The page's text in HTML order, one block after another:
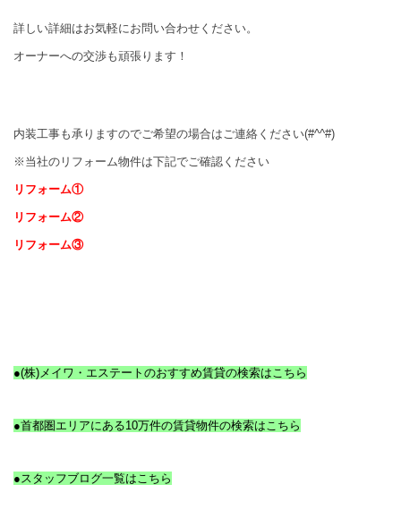
詳しい詳細はお気軽にお問い合わせください。
オーナーへの交渉も頑張ります！
内装工事も承りますのでご希望の場合はご連絡ください(#^^#)
※当社のリフォーム物件は下記でご確認ください
リフォーム①
リフォーム②
リフォーム③
●(株)メイワ・エステートのおすすめ賃貸の検索はこちら
●首都圏エリアにある10万件の賃貸物件の検索はこちら
●スタッフブログ一覧はこちら